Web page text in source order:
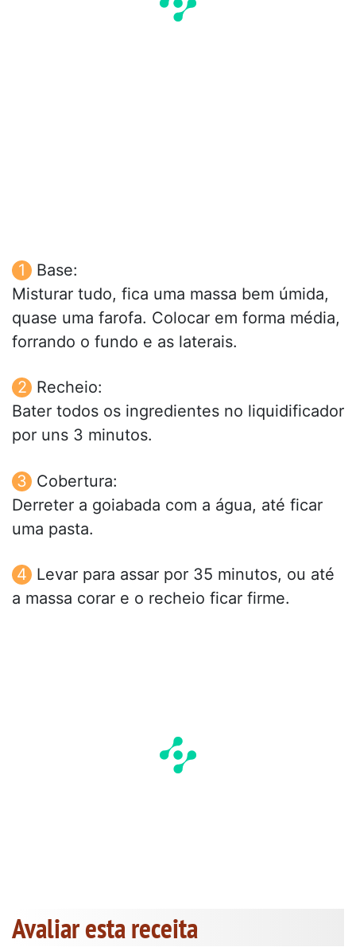
Base:
Misturar tudo, fica uma massa bem úmida,
quase uma farofa. Colocar em forma média,
forrando o fundo e as laterais.
Recheio:
Bater todos os ingredientes no liquidificador
por uns 3 minutos.
Cobertura:
Derreter a goiabada com a água, até ficar
uma pasta.
Levar para assar por 35 minutos, ou até
a massa corar e o recheio ficar firme.
Avaliar esta receita